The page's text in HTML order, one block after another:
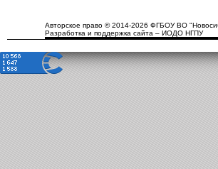
Авторское право © 2014-2026 ФГБОУ ВО
Разработка и поддержка сайта – ИОДО НГПУ